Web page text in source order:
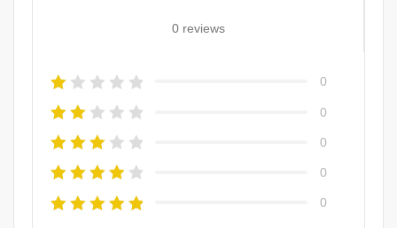
0 reviews
0
0
0
0
0